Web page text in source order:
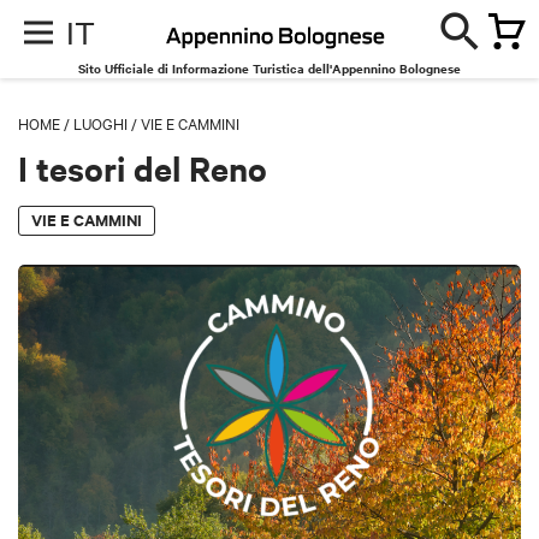
IT
Sito Ufficiale di Informazione Turistica dell'Appennino Bolognese
HOME / LUOGHI /VIE E CAMMINI
I tesori del Reno
VIE E CAMMINI